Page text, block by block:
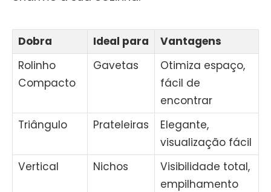
Dobra Ideal para
Vantagens
Rolinho
Compacto
Gavetas
Otimiza espaço,
fácil de
encontrar
Triângulo
Prateleiras
Elegante,
visualização fácil
Vertical
Nichos
Visibilidade total,
empilhamento